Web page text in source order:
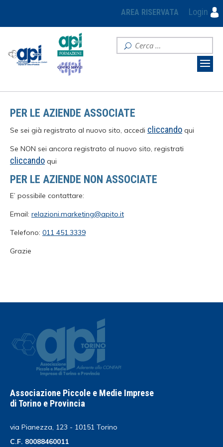
AREA RISERVATA Login
PER LE AZIENDE ASSOCIATE
Se sei già registrato al nuovo sito, accedi cliccando qui
Se NON sei ancora registrato al nuovo sito, registrati
cliccando qui
PER LE AZIENDE NON ASSOCIATE
E’ possibile contattare:
Email: relazioni.marketing@apito.it
Telefono: 011 451.3339
Grazie
Associazione Piccole e Medie Imprese
di Torino e Provincia
via Pianezza, 123 - 10151 Torino
C.F. 80088460011